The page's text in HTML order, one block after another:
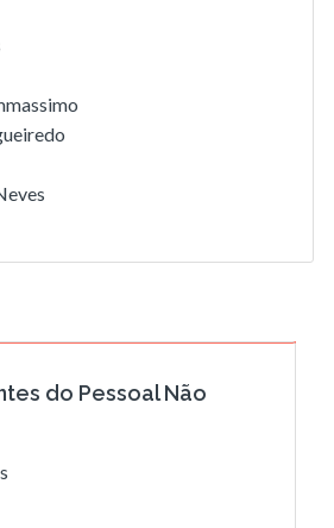
do Pessoal Não